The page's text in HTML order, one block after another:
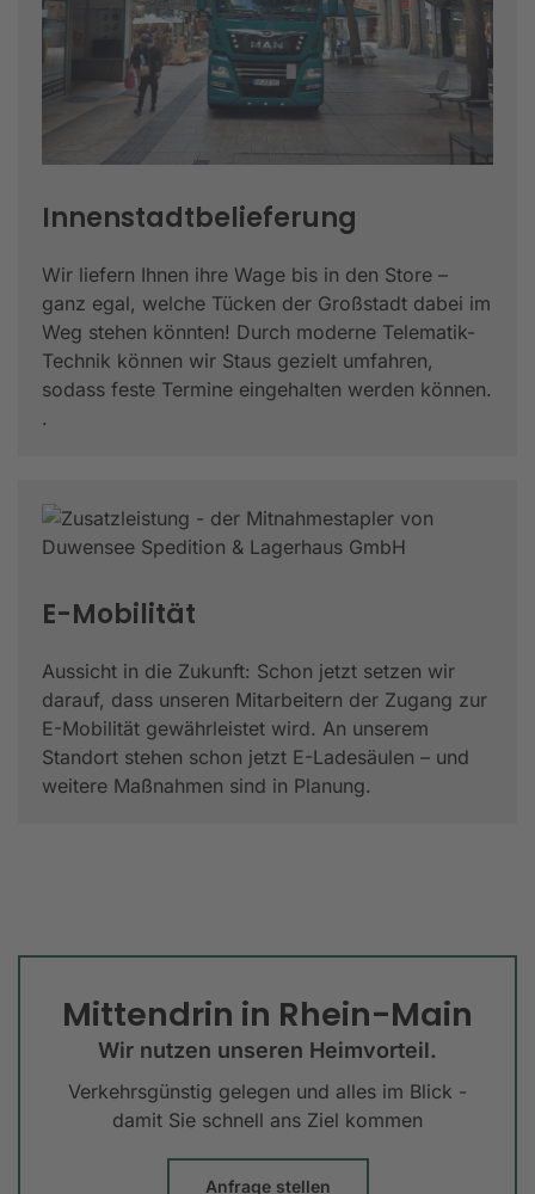
Innenstadtbelieferung
Wir liefern Ihnen ihre Wage bis in den Store –
ganz egal, welche Tücken der Großstadt dabei im
Weg stehen könnten! Durch moderne Telematik-
Technik können wir Staus gezielt umfahren,
sodass feste Termine eingehalten werden können.
.
E-Mobilität
Aussicht in die Zukunft: Schon jetzt setzen wir
darauf, dass unseren Mitarbeitern der Zugang zur
E-Mobilität gewährleistet wird. An unserem
Standort stehen schon jetzt E-Ladesäulen – und
weitere Maßnahmen sind in Planung.
Mittendrin in Rhein-Main
Wir nutzen unseren Heimvorteil.
Verkehrsgünstig gelegen und alles im Blick -
damit Sie schnell ans Ziel kommen
Anfrage stellen